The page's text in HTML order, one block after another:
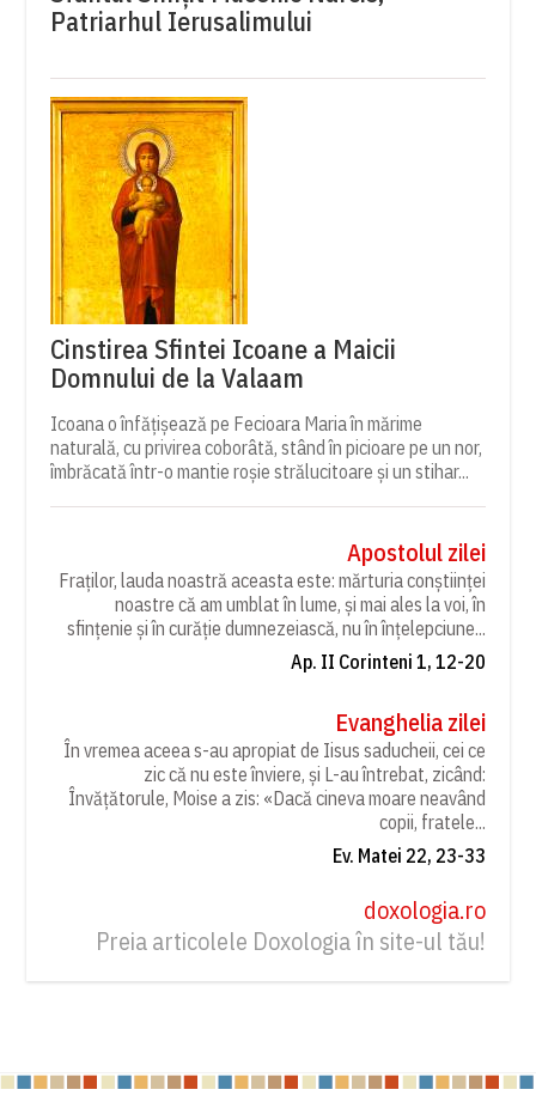
Patriarhul Ierusalimului
Cinstirea Sfintei Icoane a Maicii
Domnului de la Valaam
Icoana o înfățișează pe Fecioara Maria în mărime
naturală, cu privirea coborâtă, stând în picioare pe un nor,
îmbrăcată într-o mantie roșie strălucitoare și un stihar...
Apostolul zilei
Fraților, lauda noastră aceasta este: mărturia conștiinței
noastre că am umblat în lume, și mai ales la voi, în
sfințenie și în curăție dumnezeiască, nu în înțelepciune...
Ap. II Corinteni 1, 12-20
Evanghelia zilei
În vremea aceea s-au apropiat de Iisus saducheii, cei ce
zic că nu este înviere, și L-au întrebat, zicând:
Învățătorule, Moise a zis: «Dacă cineva moare neavând
copii, fratele...
Ev. Matei 22, 23-33
doxologia.ro
Preia articolele Doxologia în site-ul tău!